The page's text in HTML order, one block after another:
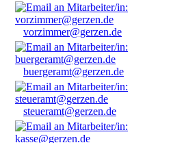
vorzimmer@gerzen.de
buergeramt@gerzen.de
steueramt@gerzen.de